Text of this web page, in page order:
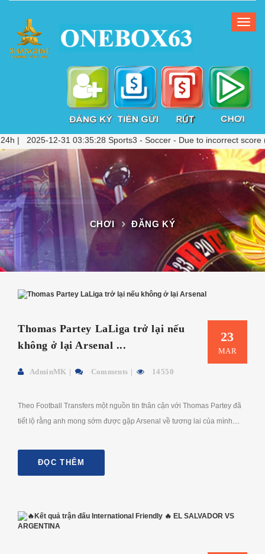
03:35:28 Sports3 - Soccer - Due to incorrect score (VAR
CHƠI ĐĂNG KÝ
23
MAR
Thomas Partey LaLiga trở lại nếu
không ở lại Arsenal ...
AdminMK Comments 14550
Theo Football Transfers một nguồn tin thân cận với Thomas Partey đã
tiết lộ rằng anh mong sớm được gặp Arsenal về tương lai của mình....
ĐỌC THÊM